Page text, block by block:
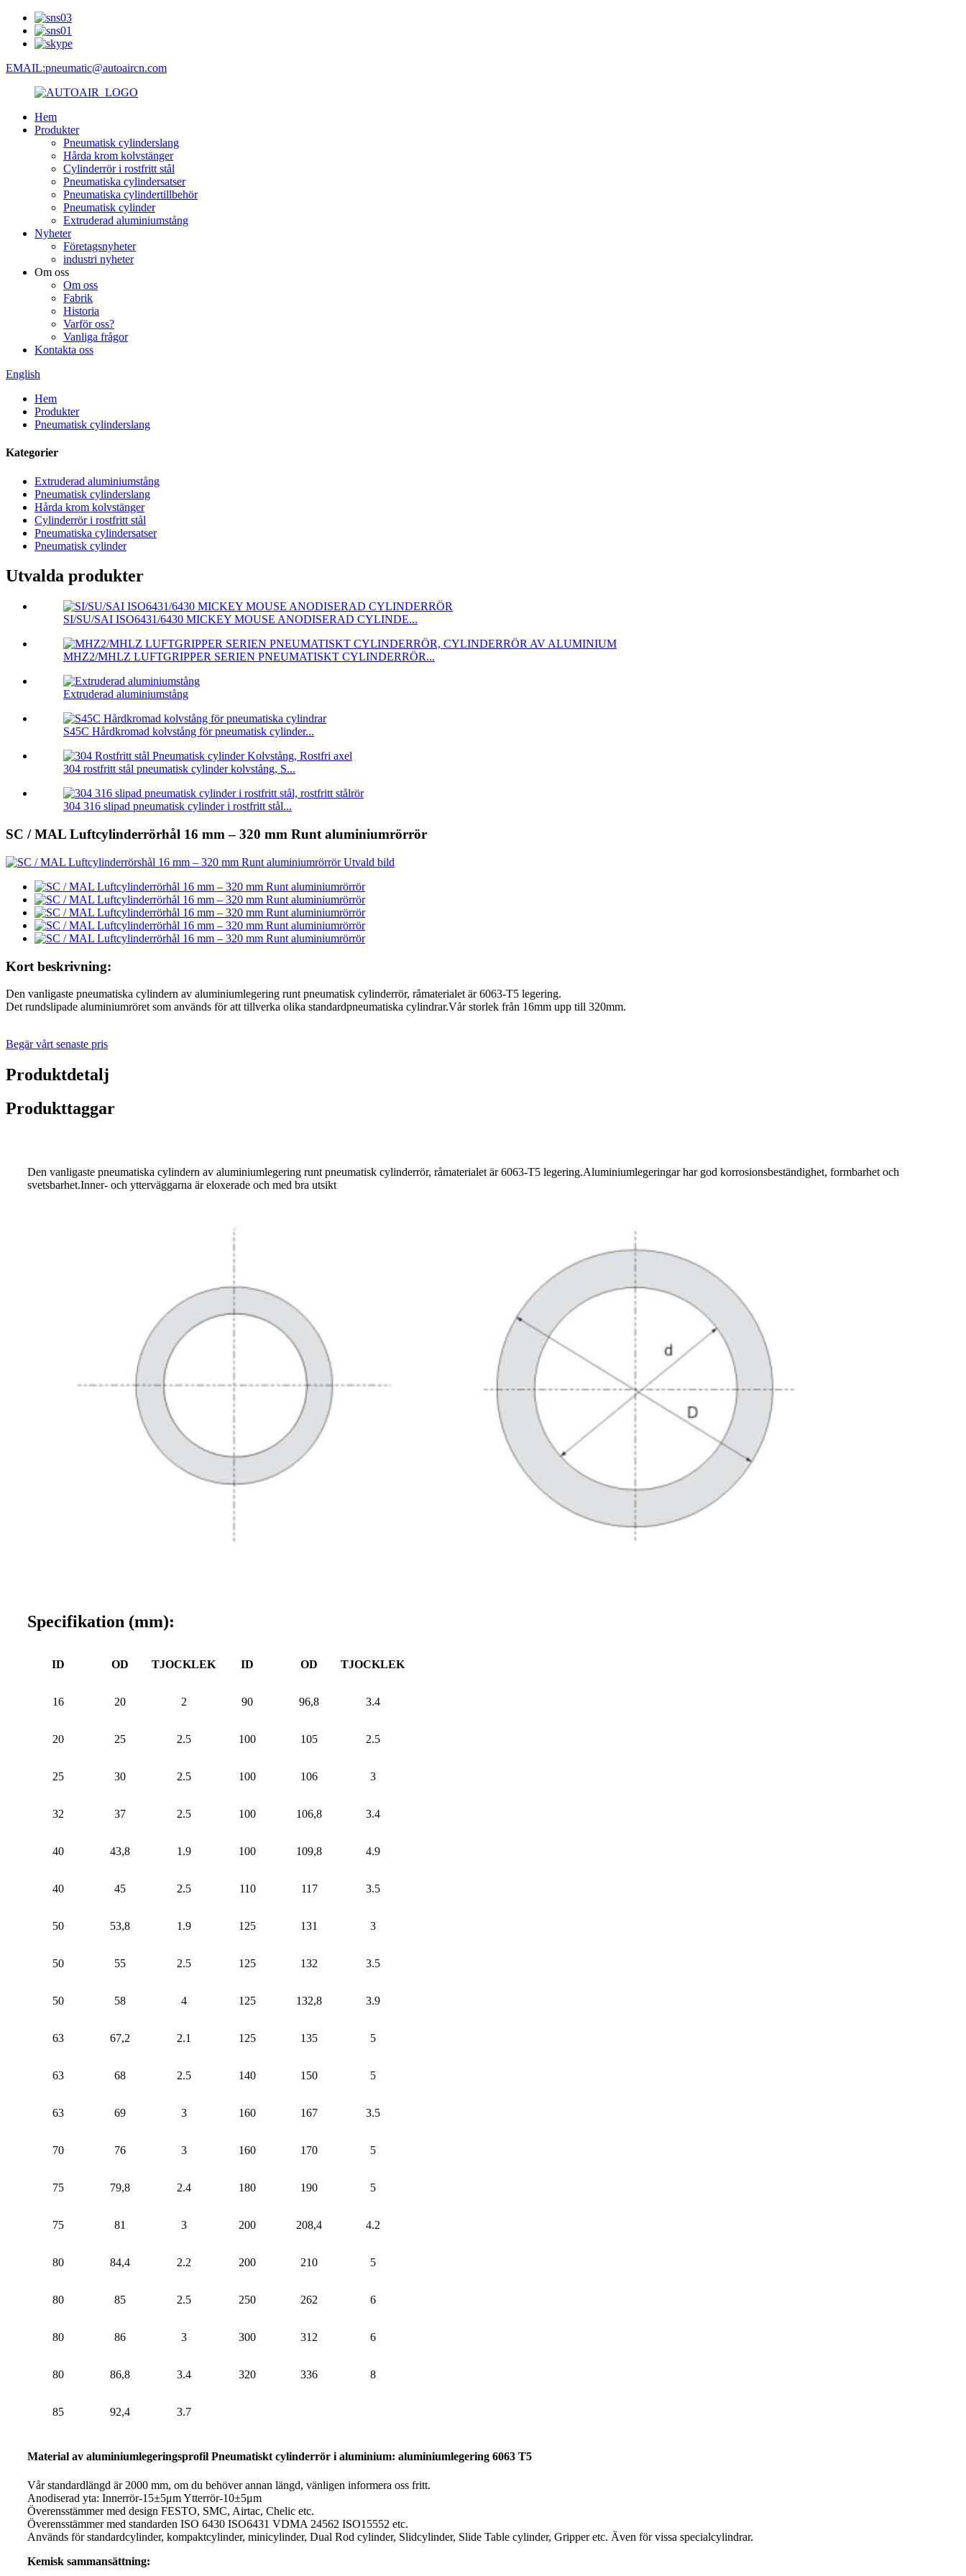
EMAIL:pneumatic@autoaircn.com
Hem
Produkter
Pneumatisk cylinderslang
Hårda krom kolvstänger
Cylinderrör i rostfritt stål
Pneumatiska cylindersatser
Pneumatiska cylindertillbehör
Pneumatisk cylinder
Extruderad aluminiumstång
Nyheter
Företagsnyheter
industri nyheter
Om oss
Om oss
Fabrik
Historia
Varför oss?
Vanliga frågor
Kontakta oss
English
Hem
Produkter
Pneumatisk cylinderslang
Kategorier
Extruderad aluminiumstång
Pneumatisk cylinderslang
Hårda krom kolvstänger
Cylinderrör i rostfritt stål
Pneumatiska cylindersatser
Pneumatisk cylinder
Utvalda produkter
SI/SU/SAI ISO6431/6430 MICKEY MOUSE ANODISERAD CYLINDE...
MHZ2/MHLZ LUFTGRIPPER SERIEN PNEUMATISKT CYLINDERRÖR...
Extruderad aluminiumstång
S45C Hårdkromad kolvstång för pneumatisk cylinder...
304 rostfritt stål pneumatisk cylinder kolvstång, S...
304 316 slipad pneumatisk cylinder i rostfritt stål...
SC / MAL Luftcylinderrörhål 16 mm – 320 mm Runt aluminiumrörrör
Kort beskrivning:
Den vanligaste pneumatiska cylindern av aluminiumlegering runt pneumatisk cylinderrör, råmaterialet är 6063-T5 legering.
Det rundslipade aluminiumröret som används för att tillverka olika standardpneumatiska cylindrar.Vår storlek från 16mm upp till 320mm.
Begär vårt senaste pris
Produktdetalj
Produkttaggar
Den vanligaste pneumatiska cylindern av aluminiumlegering runt pneumatisk cylinderrör, råmaterialet är 6063-T5 legering.Aluminiumlegeringar har god korrosionsbeständighet, formbarhet och
svetsbarhet.Inner- och ytterväggarna är eloxerade och med bra utsikt
Specifikation (mm):
ID OD TJOCKLEK ID OD TJOCKLEK
16 20 2 90 96,8 3.4
20 25 2.5 100 105 2.5
25 30 2.5 100 106 3
32 37 2.5 100 106,8 3.4
40 43,8 1.9 100 109,8 4.9
40 45 2.5 110 117 3.5
50 53,8 1.9 125 131 3
50 55 2.5 125 132 3.5
50 58 4 125 132,8 3.9
63 67,2 2.1 125 135 5
63 68 2.5 140 150 5
63 69 3 160 167 3.5
70 76 3 160 170 5
75 79,8 2.4 180 190 5
75 81 3 200 208,4 4.2
80 84,4 2.2 200 210 5
80 85 2.5 250 262 6
80 86 3 300 312 6
80 86,8 3.4 320 336 8
85 92,4 3.7
Material av aluminiumlegeringsprofil Pneumatiskt cylinderrör i aluminium: aluminiumlegering 6063 T5
Vår standardlängd är 2000 mm, om du behöver annan längd, vänligen informera oss fritt.
Anodiserad yta: Innerrör-15±5μm Ytterrör-10±5μm
Överensstämmer med design FESTO, SMC, Airtac, Chelic etc.
Överensstämmer med standarden ISO 6430 ISO6431 VDMA 24562 ISO15552 etc.
Används för standardcylinder, kompaktcylinder, minicylinder, Dual Rod cylinder, Slidcylinder, Slide Table cylinder, Gripper etc. Även för vissa specialcylindrar.
Kemisk sammansättning: